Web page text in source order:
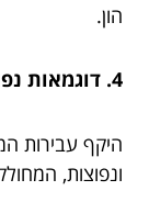
הון.
4. דוגמאות נפוצות לעבירות מס בישראל
היקף עבירות
ונפוצות,